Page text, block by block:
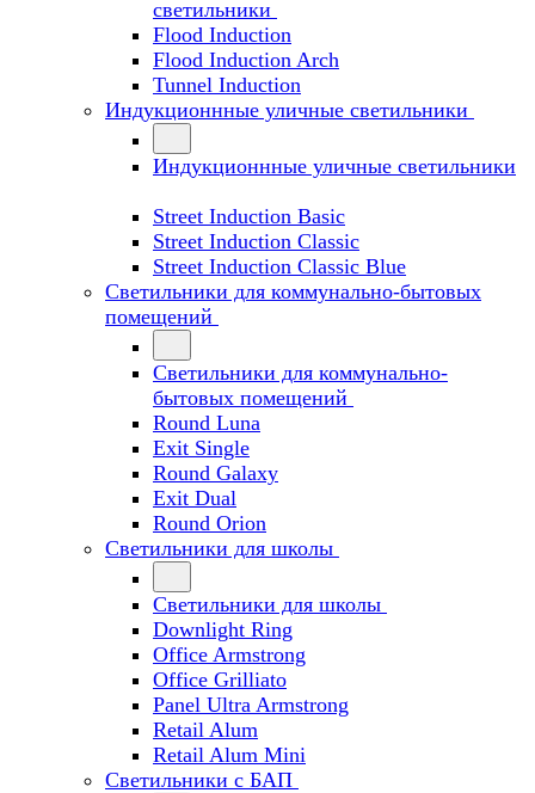
светильники
Flood Induction
Flood Induction Arch
Tunnel Induction
Индукционнные уличные светильники
Индукционнные уличные светильники
Street Induction Basic
Street Induction Classic
Street Induction Classic Blue
Светильники для коммунально-бытовых
помещений
Светильники для коммунально-
бытовых помещений
Round Luna
Exit Single
Round Galaxy
Exit Dual
Round Orion
Светильники для школы
Светильники для школы
Downlight Ring
Office Armstrong
Office Grilliato
Panel Ultra Armstrong
Retail Alum
Retail Alum Mini
Светильники с БАП